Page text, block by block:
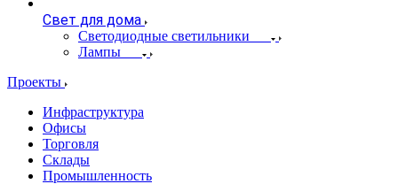
Свет для дома
Светодиодные светильники
Лампы
Проекты
Инфраструктура
Офисы
Торговля
Склады
Промышленность